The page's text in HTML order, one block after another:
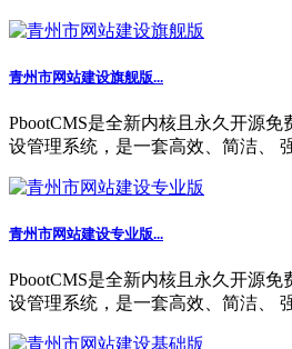
青州市网站建设旗舰版...
PbootCMS是全新内核且永久开源免
设管理系统，是一套高效、简洁、
青州市网站建设专业版...
PbootCMS是全新内核且永久开源免
设管理系统，是一套高效、简洁、